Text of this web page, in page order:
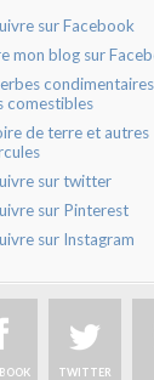
sur Facebook
mon blog sur
comestibles
de terre et autres
sur twitter
sur Pinterest
sur Instagram
TWITTER